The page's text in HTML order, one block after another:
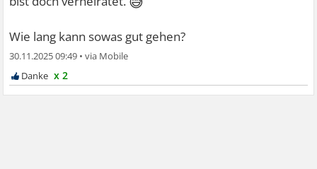
Wie lang kann sowas gut gehen?
30.11.2025 09:49 •
x 2